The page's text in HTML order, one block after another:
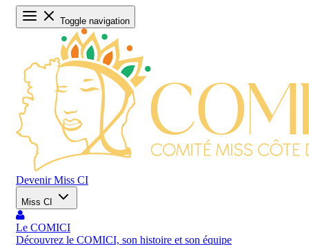
Toggle navigation
Devenir Miss CI
Miss CI
Le COMICI
Découvrez le COMICI, son histoire et son équipe